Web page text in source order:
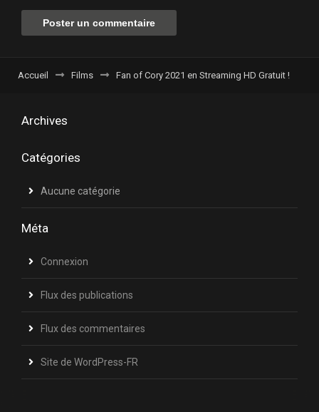
Accueil Films Fan of Cory 2021 en Streaming HD Gratuit !
Archives
Catégories
Aucune catégorie
Méta
Connexion
Flux des publications
Flux des commentaires
Site de WordPress-FR